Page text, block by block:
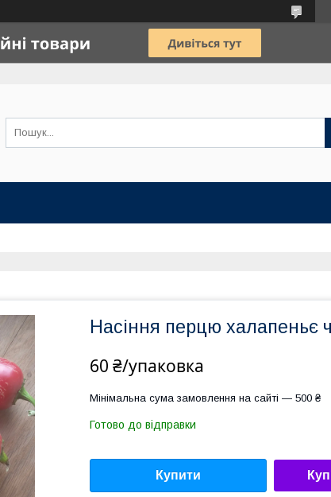
Насіння перцю халапеньє
60 ₴/упаковка
Мінімальна сума замовлення на сайті — 500 ₴
Готово до відправки
Купити